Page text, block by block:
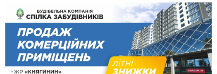
На Калущині розшукали чоловіка, який три дні
блукав у лісі
13:14
Боднар розповів про реакцію влади Польщі на атаки на
українців та про зміни після 23 серпня
12:31
ВІДЕО "Едельвейси" щемливо привітали рідну Коломию з
Днем міста
11:55
Вчора у Франківську, Коломиї, Долині та Яремче